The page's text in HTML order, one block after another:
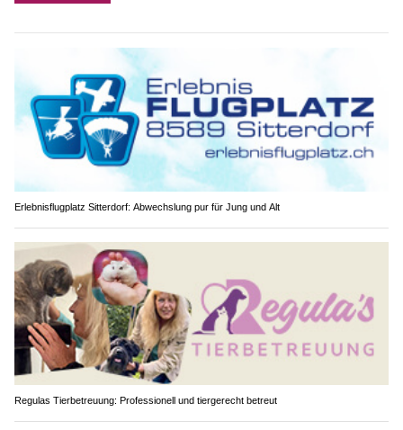
Erlebnisflugplatz Sitterdorf: Abwechslung pur für Jung und Alt
Regulas Tierbetreuung: Professionell und tiergerecht betreut